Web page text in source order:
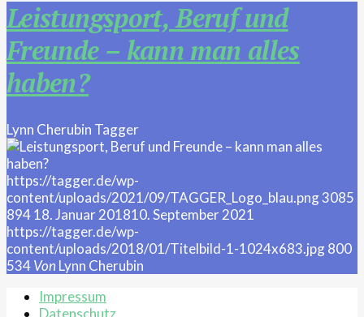
Leistungsport, Beruf und
Freunde – kann man alles
haben?
Lynn Cherubin Tagger
https://tagger.de/wp-
content/uploads/2021/09/TAGGER_Logo_blau.png3085
89418. Januar 201810. September 2021
https://tagger.de/wp-
content/uploads/2018/01/Titelbild-1-1024x683.jpg800
534Von Lynn Cherubin
Impressum
Datenschutz